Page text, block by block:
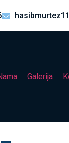
Galerija